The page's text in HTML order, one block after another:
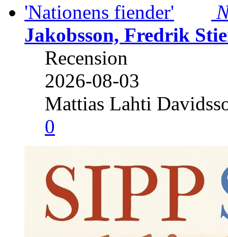
Jakobsson, Fredrik
Recension
2026-08-03
Mattias Lahti
0